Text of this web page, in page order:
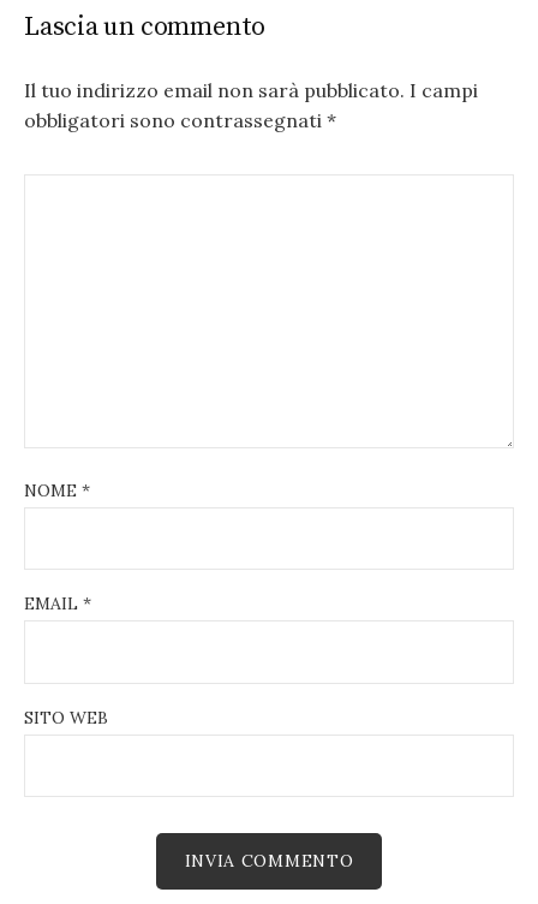
Lascia un commento
Il tuo indirizzo email non sarà pubblicato. I campi
obbligatori sono contrassegnati *
NOME *
EMAIL *
SITO WEB